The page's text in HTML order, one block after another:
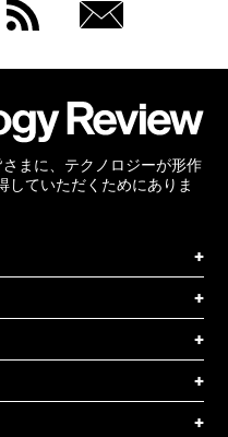
さまに、テクノロジーが形作
していただくためにありま
+
+
+
+
+